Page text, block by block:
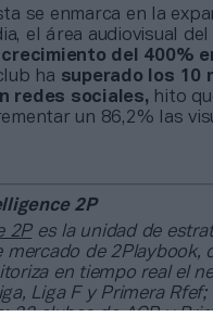
se enmarca en la
el área audiovisual
crecimiento del 400%
ha superado los 10
redes sociales, hito
un 86,2% las
2P
2Pes la unidad de
mercado de 2Playbook,
en tiempo real el
Liga F y Primera
22 clubes de ACB y